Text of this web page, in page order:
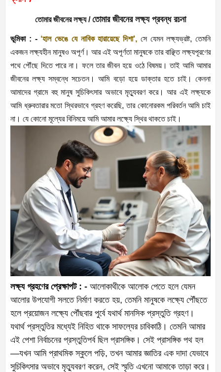
তোমার জীবনের লক্ষ্য /তোমার জীবনের লক্ষ্য প্রবন্ধ রচনা
ভূমিকা: -‘হাল ভেঙে যে নাবিক হারায়েছে দিশা', সে যেমন লক্ষ্যভ্রষ্ট, তেমনি
একজন লক্ষ্যহীন মানুষও অপূর্ণ। আর এই অপূর্ণতা মানুষকে তার বাঞ্ছিত লক্ষ্যপূরণের
পথে পৌঁছে দিতে পারে না। ফলে তার জীবন হয়ে ওঠে বিষময়। তাই আমি আমার
জীবনের লক্ষ্য সম্বন্ধে সচেতন। আমি বড়ো হয়ে ডাক্তার হতে চাই। কেননা
আমাদের গ্রামে বহু মানুষ সুচিকিৎসার অভাবে মৃত্যুবরণ করে। আর এই লক্ষ্যকে
আমি ধ্রুবতারার মতো স্থিরভাবে গ্রহণ করেছি, তার কোনোরকম পরিবর্তন আমি চাই
না। যে কোনো মূল্যের বিনিময়ে আমি আমার লক্ষ্যে স্থির থাকতে চাই।
লক্ষ্য গ্রহণের প্রেক্ষাপট : - আলোকাথীকে আলোক পেতে হলে যেমন
আলোর উপযোগী সলতে নির্মাণ করতে হয়, তেমনি মানুষকে লক্ষ্যে পৌঁছতে
হলে প্রয়োজন লক্ষ্যে পৌঁছবার পুর্বে যথার্থ মানসিক প্রস্তুতি গ্রহণ।
যথার্থ প্রস্তুতির মধ্যেই নিহিত থাকে সাফল্যের চাবিকাঠি। তেমনি আমার
এই পেশা নির্বাচনের প্রস্তুতিপর্ব ছিল প্রাসঙ্গিক। সেই প্রাসঙ্গিক পথ হল
—যখন আমি প্রাথমিক স্কুলে পড়ি, তখন আমার জ্ঞাতির এক দাদা যেভাবে
সুচিকিৎসার অভাবে মৃত্যুবরণ করেন, সেই স্মৃতি এখনো আমাকে তাড়া করে।